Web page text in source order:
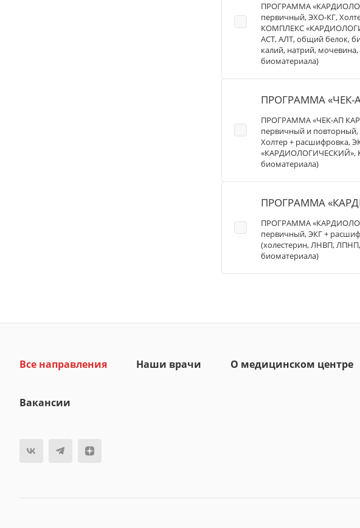
ПРОГРАММА
первичный, ЭХО-КГ,
КОМПЛЕКС
АСТ, АЛТ, общий белок,
калий, натрий,
биоматериала)
ПРОГРАММА
ПРОГРАММА «ЧЕК-АП
первичный и
Холтер + расшифровка,
«КАРДИОЛОГИЧЕСКИЙ»,
биоматериала)
ПРОГРАММА
ПРОГРАММА
первичный, ЭКГ +
(холестерин, ЛНВП, ЛПНП,
биоматериала)
Все направления Наши врачи О медицинском центре
Вакансии